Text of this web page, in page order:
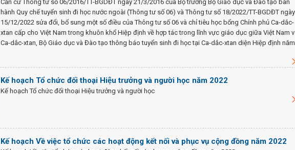
Căn cứ Thông tư số 06/2016/TT-BGDĐT ngày 21/3/2016 của Bộ trưởng Bộ Giáo dục và Đào tạo ban
hành Quy chế tuyển sinh đi học nước ngoài (Thông tư số 06) và Thông tư số 18/2022/TT-BGDĐT ngày
15/12/2022 sửa đổi, bổ sung một số điều của Thông tư số 06 và chỉ tiêu học bổng Chính phủ Ca-dắc-
xtan cấp cho Việt Nam trong khuôn khổ Hiệp định về hợp tác trong lĩnh vực giáo dục giữa Việt Nam
Ca-dắc-xtan, Bộ Giáo dục và Đào tạo thông báo tuyển sinh đi học tại Ca-dắc-xtan diện Hiệp định năm
Kế hoạch Tổ chức đối thoại Hiệu trưởng và người học năm 2022
Kế hoạch Tổ chức đối thoại Hiệu trưởng và người học
Kế hoạch Về việc tổ chức các hoạt động kết nối và phục vụ cộng đồng năm 2022